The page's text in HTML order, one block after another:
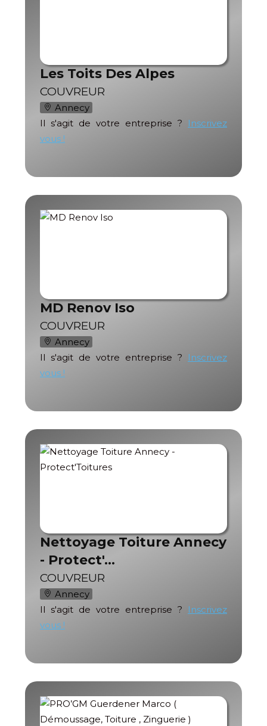
Les Toits Des Alpes
COUVREUR
Annecy
Il s'agit de votre entreprise ?
Inscrivez
vous !
MD Renov Iso
COUVREUR
Annecy
Il s'agit de votre entreprise ?
Inscrivez
vous !
Nettoyage Toiture Annecy
- Protect'…
COUVREUR
Annecy
Il s'agit de votre entreprise ?
Inscrivez
vous !